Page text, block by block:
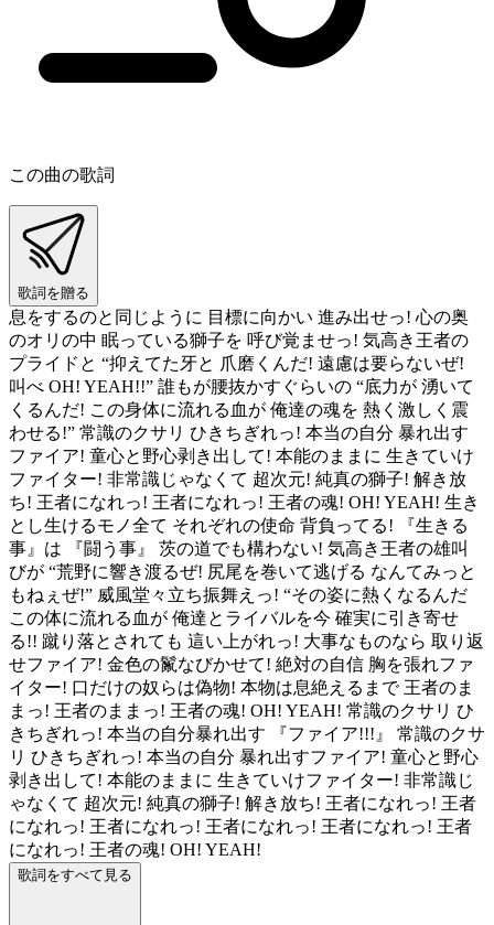
この曲の歌詞
歌詞を贈る
息をするのと同じように 目標に向かい 進み出せっ! 心の奥
のオリの中 眠っている獅子を 呼び覚ませっ! 気高き王者の
プライドと “抑えてた牙と 爪磨くんだ! 遠慮は要らないぜ!
叫べ OH! YEAH!!” 誰もが腰抜かすぐらいの “底力が 湧いて
くるんだ! この身体に流れる血が 俺達の魂を 熱く激しく震
わせる!” 常識のクサリ ひきちぎれっ! 本当の自分 暴れ出す
ファイア! 童心と野心剥き出して! 本能のままに 生きていけ
ファイター! 非常識じゃなくて 超次元! 純真の獅子! 解き放
ち! 王者になれっ! 王者になれっ! 王者の魂! OH! YEAH! 生き
とし生けるモノ全て それぞれの使命 背負ってる! 『生きる
事』は 『闘う事』 茨の道でも構わない! 気高き王者の雄叫
びが “荒野に響き渡るぜ! 尻尾を巻いて逃げる なんてみっと
もねぇぜ!” 威風堂々立ち振舞えっ! “その姿に熱くなるんだ
この体に流れる血が 俺達とライバルを今 確実に引き寄せ
る!! 蹴り落とされても 這い上がれっ! 大事なものなら 取り返
せファイア! 金色の鬣なびかせて! 絶対の自信 胸を張れファ
イター! 口だけの奴らは偽物! 本物は息絶えるまで 王者のま
まっ! 王者のままっ! 王者の魂! OH! YEAH! 常識のクサリ ひ
きちぎれっ! 本当の自分暴れ出す 『ファイア!!!』 常識のクサ
リ ひきちぎれっ! 本当の自分 暴れ出すファイア! 童心と野心
剥き出して! 本能のままに 生きていけファイター! 非常識じ
ゃなくて 超次元! 純真の獅子! 解き放ち! 王者になれっ! 王者
になれっ! 王者になれっ! 王者になれっ! 王者になれっ! 王者
になれっ! 王者の魂! OH! YEAH!
歌詞をすべて見る